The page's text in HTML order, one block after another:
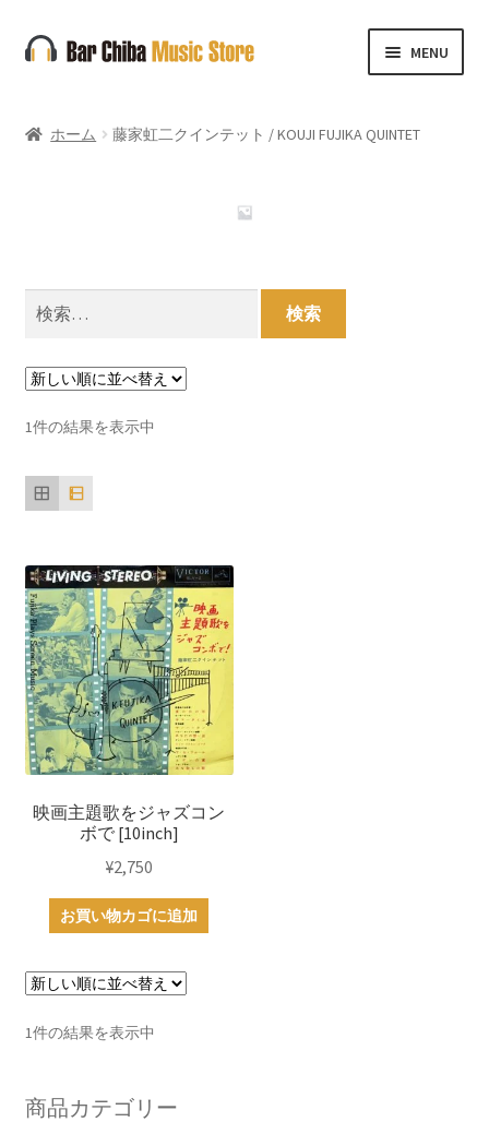
ナ
ビ
ー
キ
ッ
コ
ン
ン
プ
MENU
ホーム 藤家虹二クインテット / KOUJI FUJIKA QUINTET
検
索:
1件の結果を表示中
映画主題歌をジャズコン
ボで [10inch]
¥2,750
お買い物カゴに追加
1件の結果を表示中
商品カテゴリー